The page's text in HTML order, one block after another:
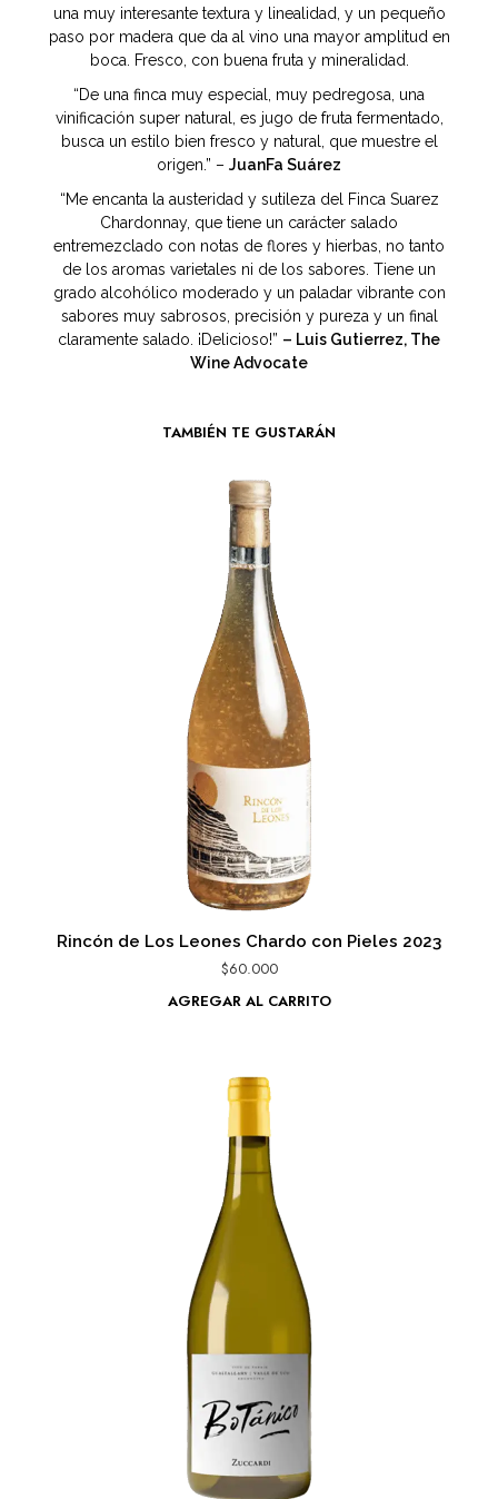
una muy interesante textura y linealidad, y un pequeño
paso por madera que da al vino una mayor amplitud en
boca. Fresco, con buena fruta y mineralidad.
“De una finca muy especial, muy pedregosa, una
vinificación super natural, es jugo de fruta fermentado,
busca un estilo bien fresco y natural, que muestre el
origen.” – JuanFa Suárez
“Me encanta la austeridad y sutileza del Finca Suarez
Chardonnay, que tiene un carácter salado
entremezclado con notas de flores y hierbas, no tanto
de los aromas varietales ni de los sabores. Tiene un
grado alcohólico moderado y un paladar vibrante con
sabores muy sabrosos, precisión y pureza y un final
claramente salado. ¡Delicioso!” – Luis Gutierrez, The
Wine Advocate
TAMBIÉN TE GUSTARÁN
Rincón de Los Leones Chardo con Pieles 2023
$60.000
AGREGAR AL CARRITO